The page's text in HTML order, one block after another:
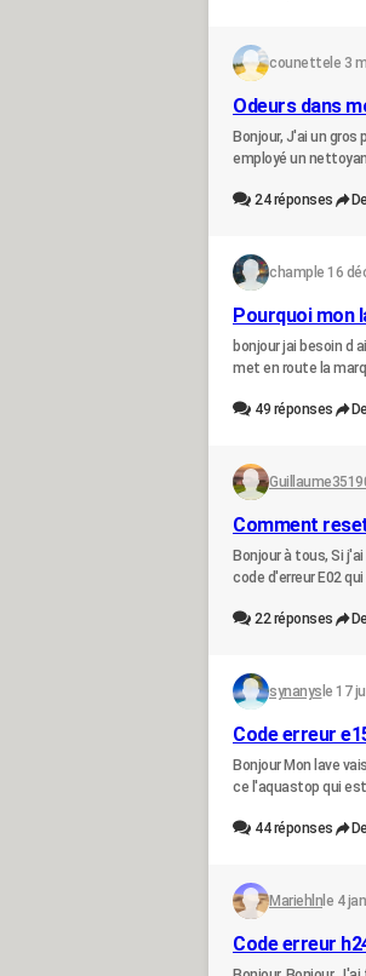
counette le 3
Odeurs dans
Bonjour, J'ai un
employé un
24réponses
champ le 16
Pourquoi mon
bonjour jai besoin d
met en route la
49 réponses
Comment
Bonjour à tous, Si
code d'erreur E02
22réponses
synanys le 17
Code erreur
Bonjour Mon lave
ce l'aquastop qui est
44réponses
Mariehln le 4
Code erreur